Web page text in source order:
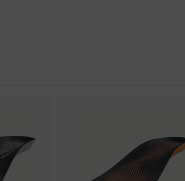
Aufladung (ESD) mit einem Ableitwiderstand